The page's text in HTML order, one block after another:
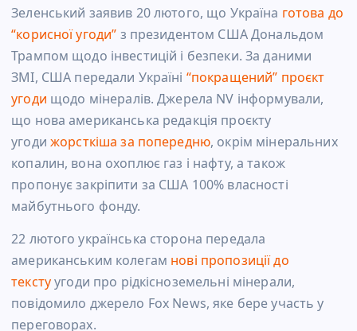
Зеленський заявив 20 лютого, що Україна готова до
“корисної угоди” з президентом США Дональдом
Трампом щодо інвестицій і безпеки. За даними
ЗМІ, США передали Україні “покращений” проєкт
угоди щодо мінералів. Джерела NV інформували,
що нова американська редакція проєкту
угоди жорсткіша за попередню, окрім мінеральних
копалин, вона охоплює газ і нафту, а також
пропонує закріпити за США 100% власності
майбутнього фонду.
22 лютого українська сторона передала
американським колегам нові пропозиції до
текстуугоди про рідкісноземельні мінерали,
повідомило джерело Fox News, яке бере участь у
переговорах.